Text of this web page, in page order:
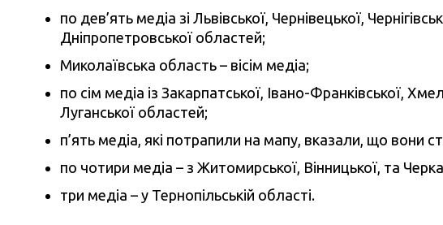
по дев’ять медіа зі Львівської, Чернівецької,
Дніпропетровської областей;
Миколаївська область – вісім медіа;
по сім медіа із Закарпатської, Івано-Франківської,
Луганської областей;
п’ять медіа, які потрапили на мапу, вказали, що вони
по чотири медіа – з Житомирської, Вінницької, та
три медіа – у Тернопільській області.